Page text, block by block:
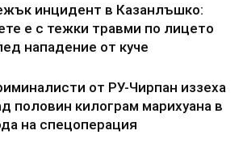
инцидент в Казанлъшко:
е с тежки травми по лицето
нападение от куче
от РУ-Чирпан иззеха
половин килограм марихуана в
на спецоперация